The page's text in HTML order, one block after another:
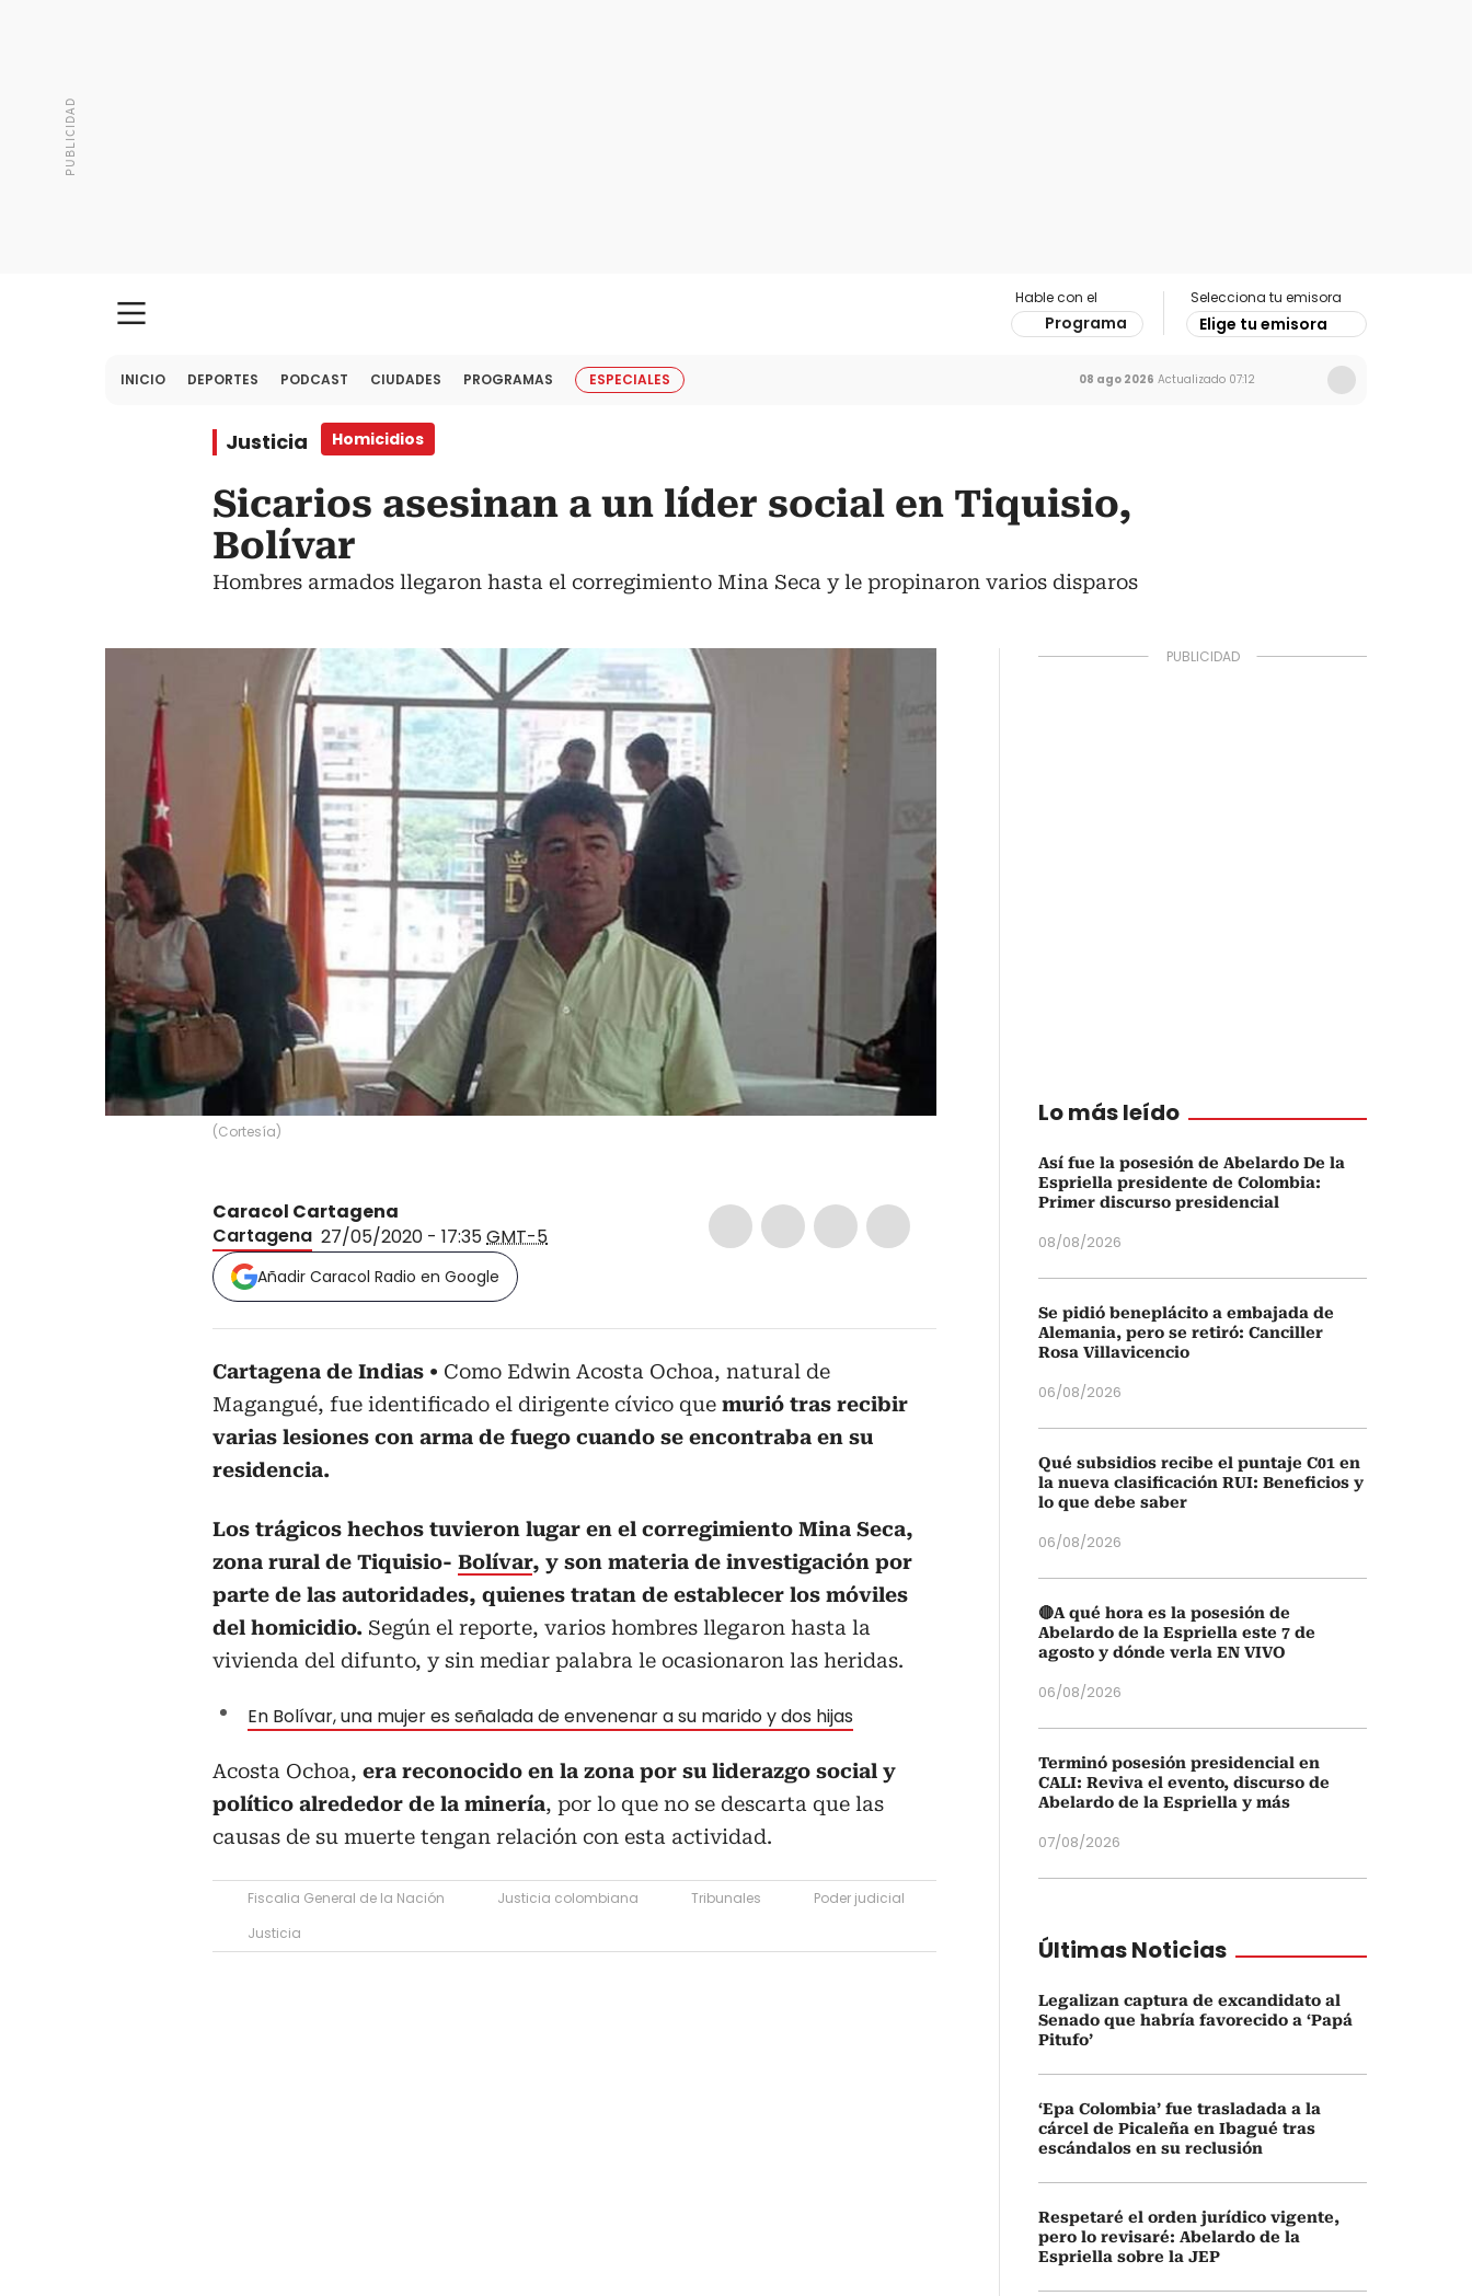
Hable con el
Programa
Selecciona tu emisora
Elige tu emisora
INICIO DEPORTES PODCAST CIUDADES PROGRAMAS ESPECIALES 08 ago 2026 Actualizado 07:12
Justicia Homicidios
Sicarios asesinan a un líder social en Tiquisio,
Bolívar
Hombres armados llegaron hasta el corregimiento Mina Seca y le propinaron varios disparos
(Cortesía)
Caracol Cartagena
Cartagena 27/05/2020 - 17:35GMT-5
Añadir Caracol Radio en Google
Cartagena de Indias
Como Edwin Acosta Ochoa, natural de
Magangué, fue identificado el dirigente cívico que murió tras recibir
varias lesiones con arma de fuego cuando se encontraba en su
residencia.
Los trágicos hechos tuvieron lugar en el corregimiento Mina Seca,
zona rural de Tiquisio- Bolívar, y son materia de investigación por
parte de las autoridades, quienes tratan de establecer los móviles
del homicidio. Según el reporte, varios hombres llegaron hasta la
vivienda del difunto, y sin mediar palabra le ocasionaron las heridas.
En Bolívar, una mujer es señalada de envenenar a su marido y dos hijas
Acosta Ochoa, era reconocido en la zona por su liderazgo social y
político alrededor de la minería, por lo que no se descarta que las
causas de su muerte tengan relación con esta actividad.
Fiscalia General de la Nación Justicia colombiana Tribunales
Poder judicial
Justicia
Lo más leído
Así fue la posesión de Abelardo De la
Espriella presidente de Colombia:
Primer discurso presidencial
08/08/2026
Se pidió beneplácito a embajada de
Alemania, pero se retiró: Canciller
Rosa Villavicencio
06/08/2026
Qué subsidios recibe el puntaje C01 en
la nueva clasificación RUI: Beneficios y
lo que debe saber
06/08/2026
🔴A qué hora es la posesión de
Abelardo de la Espriella este 7 de
agosto y dónde verla EN VIVO
06/08/2026
Terminó posesión presidencial en
CALI: Reviva el evento, discurso de
Abelardo de la Espriella y más
07/08/2026
Últimas Noticias
Legalizan captura de excandidato al
Senado que habría favorecido a ‘Papá
Pitufo’
‘Epa Colombia’ fue trasladada a la
cárcel de Picaleña en Ibagué tras
escándalos en su reclusión
Respetaré el orden jurídico vigente,
pero lo revisaré: Abelardo de la
Espriella sobre la JEP